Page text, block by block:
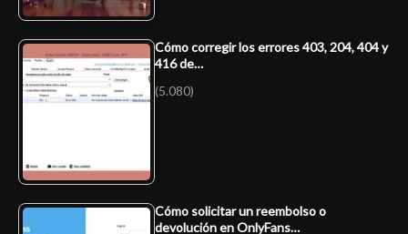
Cómo corregir los errores 403, 204, 404 y
416 de…
(5.080)
Cómo solicitar un reembolso o
devolución en OnlyFans…